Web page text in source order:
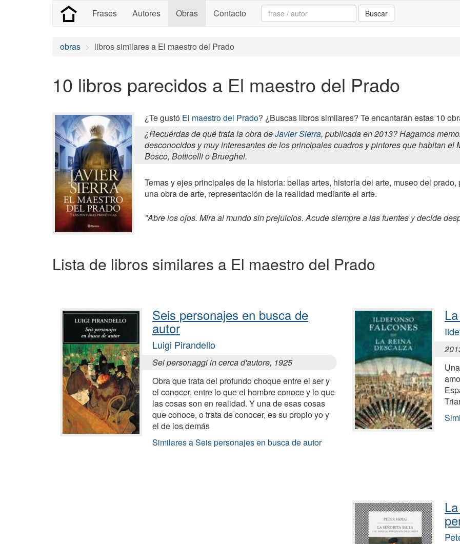
Frases Autores Obras Contacto Search: Buscar
obras libros similares a El maestro del Prado
10 libros parecidos a El maestro del Prado
¿Te gustó El maestro del Prado? ¿Buscas libros similares? Te encantarán estas 10
¿Recuérdas de qué trata la obra deJavier Sierra, publicada en 2013? Hagamos
desconocidos y muy interesantes de los principales cuadros y pintores que habitan el
Bosco, Botticelli o Brueghel.
Temas y ejes principales de la historia: bellas artes, historia del arte, museo del
una obra de arte, representación de la realidad mediante el arte.
"Abre los ojos. Mira al mundo sin prejuicios. Acude siempre a las fuentes y decide
Lista de libros similares a El maestro del Prado
Seis personajes en busca de
autor
Luigi Pirandello
Sei personaggi in cerca d'autore, 1925
Obra que trata del profundo choque entre el ser y
el conocer, entre lo que el hombre conoce y lo que
las cosas son en realidad. Y una de esas cosas
que conoce, o trata de conocer, es su propio yo y
el de los demás
Similares a Seis personajes en busca de autor